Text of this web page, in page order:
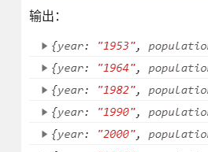
输出：